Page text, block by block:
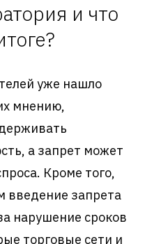
и что
уже нашло
мнению,
а запрет может
Кроме того,
введение запрета
нарушение сроков
торговые сети и